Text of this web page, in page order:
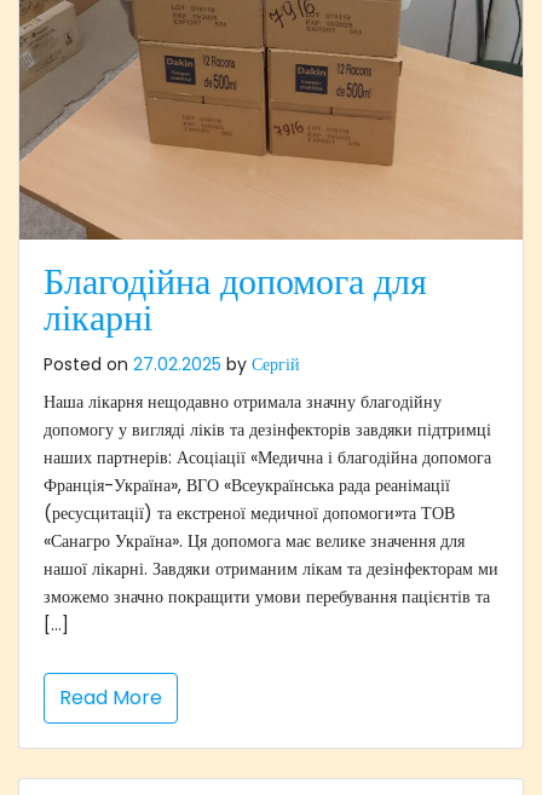
Благодійна допомога для
лікарні
Posted on 27.02.2025 by Сергій
Наша лікарня нещодавно отримала значну благодійну
допомогу у вигляді ліків та дезінфекторів завдяки підтримці
наших партнерів: Асоціації «Медична і благодійна допомога
Франція-Україна», ВГО «Всеукраїнська рада реанімації
(ресусцитації) та екстреної медичної допомоги»та ТОВ
«Санагро Україна». Ця допомога має велике значення для
нашої лікарні. Завдяки отриманим лікам та дезінфекторам ми
зможемо значно покращити умови перебування пацієнтів та
[…]
Read More